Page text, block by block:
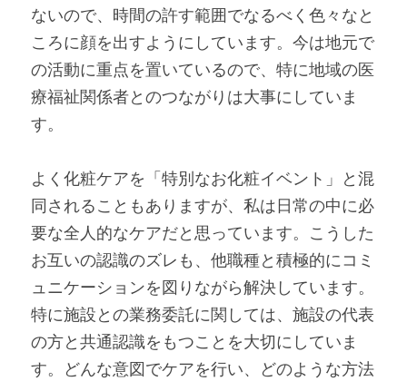
ないので、時間の許す範囲でなるべく色々なと
ころに顔を出すようにしています。今は地元で
の活動に重点を置いているので、特に地域の医
療福祉関係者とのつながりは大事にしていま
す。
よく化粧ケアを「特別なお化粧イベント」と混
同されることもありますが、私は日常の中に必
要な全人的なケアだと思っています。こうした
お互いの認識のズレも、他職種と積極的にコミ
ュニケーションを図りながら解決しています。
特に施設との業務委託に関しては、施設の代表
の方と共通認識をもつことを大切にしていま
す。どんな意図でケアを行い、どのような方法